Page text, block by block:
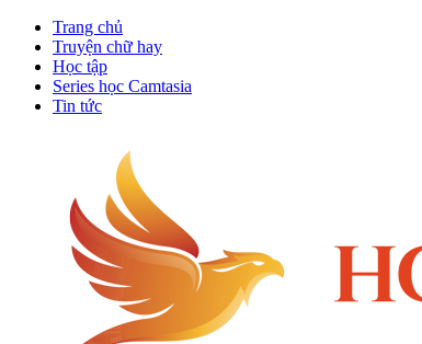
Trang chủ
Truyện chữ hay
Học tập
Series học Camtasia
Tin tức